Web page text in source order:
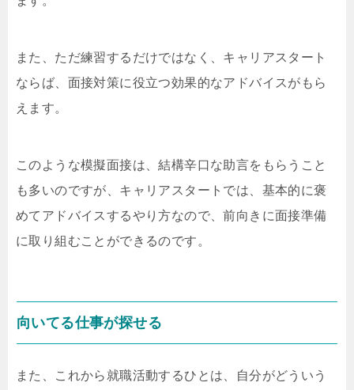
また、ただ練習するだけではなく、キャリアスタート
ならば、面接対策に役立つ効果的なアドバイスがもら
えます。
このような模擬面接は、結構辛口な助言をもらうこと
も多いのですが、キャリアスタートでは、基本的に褒
めてアドバイスするやり方なので、前向きに面接準備
に取り組むことができるのです。
向いてる仕事が探せる
また、これから就職活動するひとは、自分がどういう